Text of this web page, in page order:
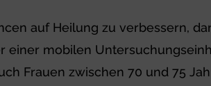
auf Heilung zu verbessern,
mobilen
Frauen zwischen 70 und 75